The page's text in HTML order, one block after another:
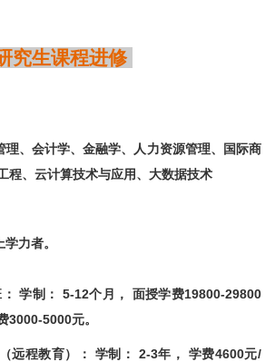
究生课程进修
理、会计学、金融学、人力资源管理、国际商
程、云计算技术与应用、大数据技术
力者。
制： 5-12个月， 面授学费19800-29800
3000-5000元。
程教育）： 学制： 2-3年， 学费4600元/